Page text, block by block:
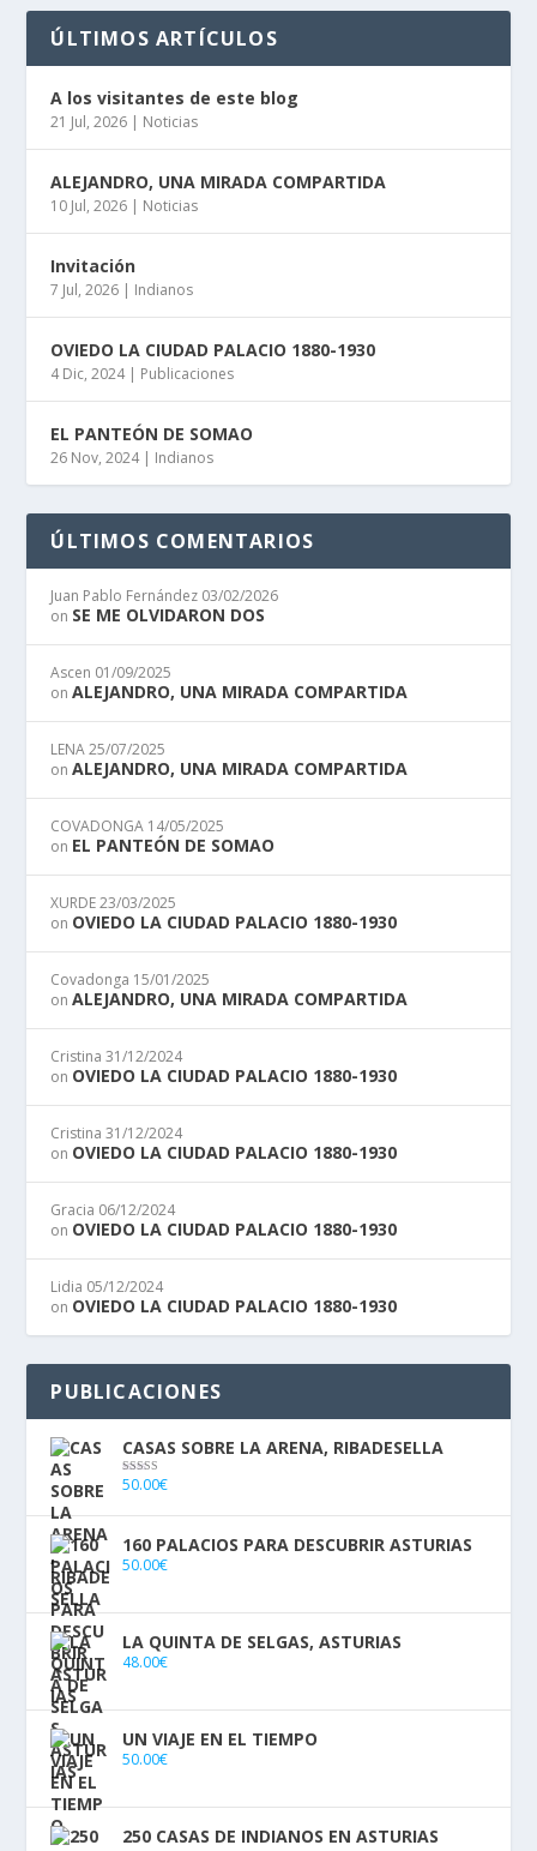
ÚLTIMOS ARTÍCULOS
A los visitantes de este blog
21 Jul, 2026 | Noticias
ALEJANDRO, UNA MIRADA COMPARTIDA
10 Jul, 2026 | Noticias
Invitación
7 Jul, 2026 | Indianos
OVIEDO LA CIUDAD PALACIO 1880-1930
4 Dic, 2024| Publicaciones
EL PANTEÓN DE SOMAO
26 Nov, 2024| Indianos
ÚLTIMOS COMENTARIOS
Juan Pablo Fernández 03/02/2026
on SE ME OLVIDARON DOS
Ascen 01/09/2025
onALEJANDRO, UNA MIRADA COMPARTIDA
LENA 25/07/2025
onALEJANDRO, UNA MIRADA COMPARTIDA
COVADONGA 14/05/2025
on EL PANTEÓN DE SOMAO
XURDE 23/03/2025
on OVIEDO LA CIUDAD PALACIO 1880-1930
Covadonga 15/01/2025
onALEJANDRO, UNA MIRADA COMPARTIDA
Cristina 31/12/2024
on OVIEDO LA CIUDAD PALACIO 1880-1930
Cristina 31/12/2024
on OVIEDO LA CIUDAD PALACIO 1880-1930
Gracia 06/12/2024
on OVIEDO LA CIUDAD PALACIO 1880-1930
Lidia 05/12/2024
on OVIEDO LA CIUDAD PALACIO 1880-1930
PUBLICACIONES
CASAS SOBRE LA ARENA, RIBADESELLA
Valorado con
50.00€
160 PALACIOS PARA DESCUBRIR ASTURIAS
50.00€
LA QUINTA DE SELGAS, ASTURIAS
48.00€
UN VIAJE EN EL TIEMPO
50.00€
250 CASAS DE INDIANOS EN ASTURIAS